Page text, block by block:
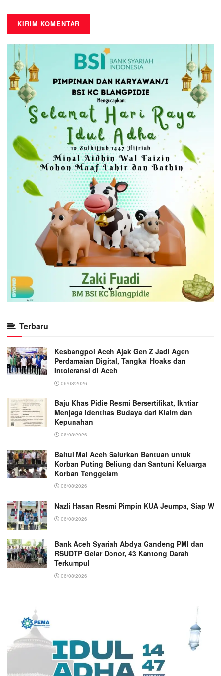
Terbaru
Kesbangpol Aceh Ajak Gen Z Jadi Agen
Perdamaian Digital, Tangkal Hoaks dan
Intoleransi di Aceh
06/08/2026
Baju Khas Pidie Resmi Bersertifikat, Ikhtiar
Menjaga Identitas Budaya dari Klaim dan
Kepunahan
06/08/2026
Baitul Mal Aceh Salurkan Bantuan untuk
Korban Puting Beliung dan Santuni Keluarga
Korban Tenggelam
06/08/2026
Nazli Hasan Resmi Pimpin KUA Jeumpa, Siap
06/08/2026
Bank Aceh Syariah Abdya Gandeng PMI dan
RSUDTP Gelar Donor, 43 Kantong Darah
Terkumpul
06/08/2026